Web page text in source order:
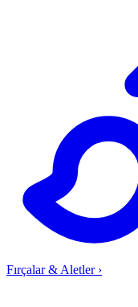
Fırçalar & Aletler ›